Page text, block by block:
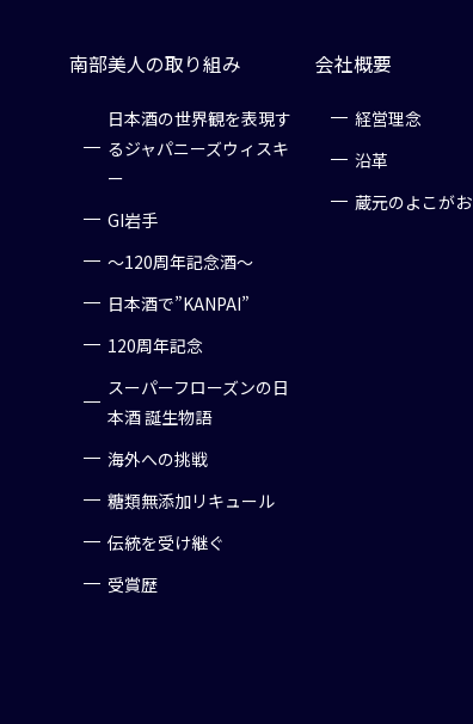
南部美人の取り組み
日本酒の世界観を表現す
るジャパニーズウィスキ
ー
GI岩手
～120周年記念酒～
日本酒で”KANPAI”
120周年記念
スーパーフローズンの日
本酒 誕生物語
海外への挑戦
糖類無添加リキュール
伝統を受け継ぐ
受賞歴
会社概要
経営理念
沿革
蔵元のよこがお